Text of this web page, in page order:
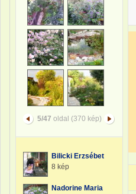
5/47 oldal (370 kép)
Bilicki Erzsébet
8 kép
Nadorine Maria